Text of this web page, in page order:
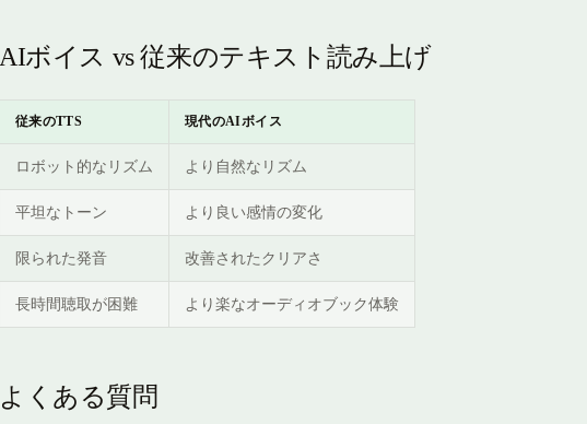
AIボイス vs 従来のテキスト読み上げ
従来のTTS 現代のAIボイス
ロボット的なリズム より自然なリズム
平坦なトーン より良い感情の変化
限られた発音 改善されたクリアさ
長時間聴取が困難 より楽なオーディオブック体験
よくある質問